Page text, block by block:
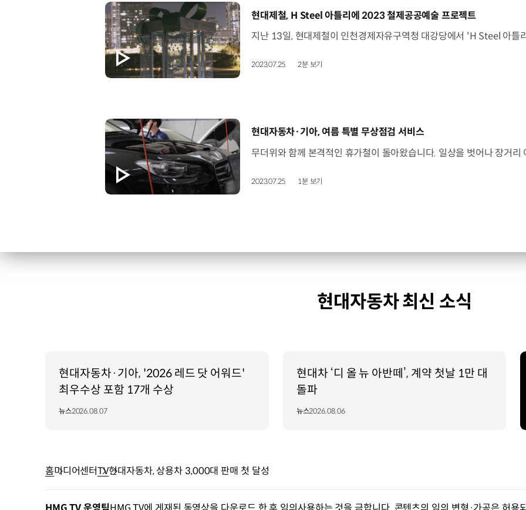
[동영상]
현대제철, H Steel 아틀리에 2023 철제공공예술 프로젝트
2023.07.25. 2분 보기
[동영상]
현대자동차·기아, 여름 특별 무상점검 서비스
2023.07.25. 1분 보기
현대자동차 최신 소식
현대자동차·기아, '2026 레드 닷 어워드'
최우수상 포함 17개 수상
뉴스2026.08.07
현대차 ‘디 올 뉴 아반떼’, 계약 첫날 1만 대
돌파
뉴스2026.08.06
홈미디어센터TV현대자동차, 상용차 3,000대 판매 첫 달성